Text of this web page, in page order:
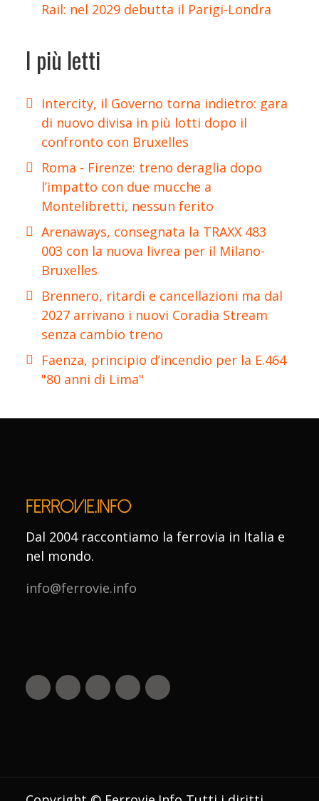
Rail: nel 2029 debutta il Parigi-Londra
I più letti
Intercity, il Governo torna indietro: gara
di nuovo divisa in più lotti dopo il
confronto con Bruxelles
Roma - Firenze: treno deraglia dopo
l’impatto con due mucche a
Montelibretti, nessun ferito
Arenaways, consegnata la TRAXX 483
003 con la nuova livrea per il Milano-
Bruxelles
Brennero, ritardi e cancellazioni ma dal
2027 arrivano i nuovi Coradia Stream
senza cambio treno
Faenza, principio d’incendio per la E.464
"80 anni di Lima"
Dal 2004 raccontiamo la ferrovia in Italia e
nel mondo.
info@ferrovie.info